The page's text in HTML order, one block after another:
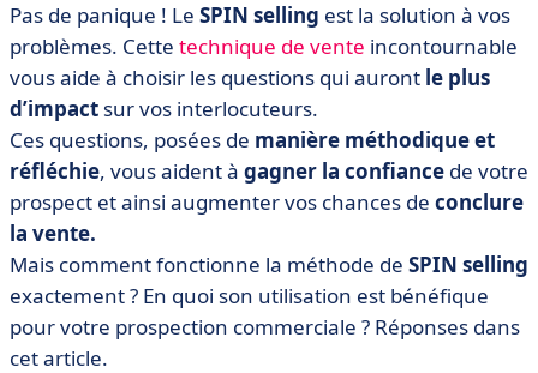
Pas de panique ! Le SPIN selling est la solution à vos
problèmes. Cette technique de vente incontournable
vous aide à choisir les questions qui auront le plus
d’impact sur vos interlocuteurs.
Ces questions, posées de manière méthodique et
réfléchie, vous aident à gagner la confiance de votre
prospect et ainsi augmenter vos chances de conclure
la vente.
Mais comment fonctionne la méthode de SPIN selling
exactement ? En quoi son utilisation est bénéfique
pour votre prospection commerciale ? Réponses dans
cet article.